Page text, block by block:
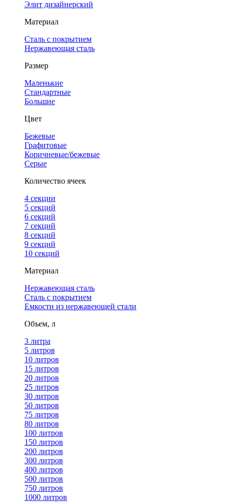
Элит дизайнерский
Материал
Сталь с покрытием
Нержавеющая сталь
Размер
Маленькие
Стандартные
Большие
Цвет
Бежевые
Графитовые
Коричневые/бежевые
Серые
Количество ячеек
4 cекции
5 секций
6 секций
7 секций
8 секций
9 секций
10 секций
Материал
Нержавеющая сталь
Сталь с покрытием
Емкости из нержавеющей стали
Объем, л
3 литра
5 литров
10 литров
15 литров
20 литров
25 литров
30 литров
50 литров
75 литров
80 литров
100 литров
150 литров
200 литров
300 литров
400 литров
500 литров
750 литров
1000 литров